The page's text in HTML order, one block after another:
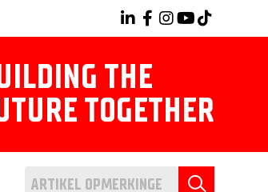
THE
TOGETHER